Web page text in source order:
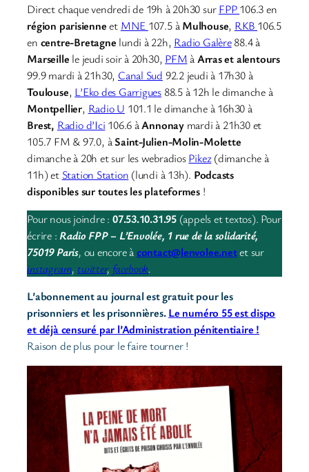
Direct chaque vendredi de 19h à 20h30 surFPP106.3 en
région parisienneet MNE 107.5 àMulhouse, RKB 106.5
en centre-Bretagne lundi à 22h, Radio Galère88.4 à
Marseille le jeudi soir à 20h30, PFMàArras et alentours
99.9 mardi à 21h30, Canal Sud 92.2 jeudi à 17h30 à
Toulouse, L’Eko des Garrigues 88.5 à 12h le dimanche à
Montpellier, Radio U 101.1 le dimanche à 16h30 à
Brest, Radio d’Ici 106.6 àAnnonay mardi à 21h30 et
105.7 FM & 97.0, àSaint-Julien-Molin-Molette
dimanche à 20h et sur les webradiosPikez(dimanche à
11h) et Station Station (lundi à 13h). Podcasts
disponibles sur toutes les plateformes !
Pour nous joindre : 07.53.10.31.95 (appels et textos). Pour
écrire : Radio FPP – L’Envolée, 1 rue de la solidarité,
75019 Paris, ou encore àcontact@lenvolee.netet sur
instagram, twitter, facebook.
L’abonnement au journal est gratuit pour les
prisonniers et les prisonnières. Le numéro 55 est dispo
et déjà censuré par l’Administration pénitentiaire !
Raison de plus pour le faire tourner !